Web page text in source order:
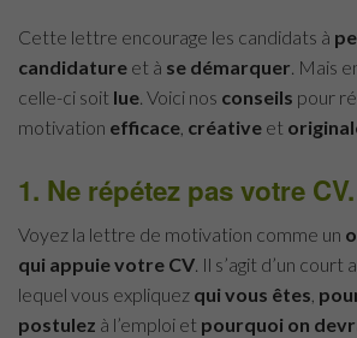
Cette lettre encourage les candidats à
candidature et à se démarquer. Mais
celle-ci soit lue. Voici nos conseils pour
motivation efficace créative et
1. Ne répétez pas votre CV.
Voyez la lettre de motivation comme un
qui appuie votre CV. Il s’agit d’un
lequel vous expliquez qui vous êtes
postulez à l’emploi et pourquoi on